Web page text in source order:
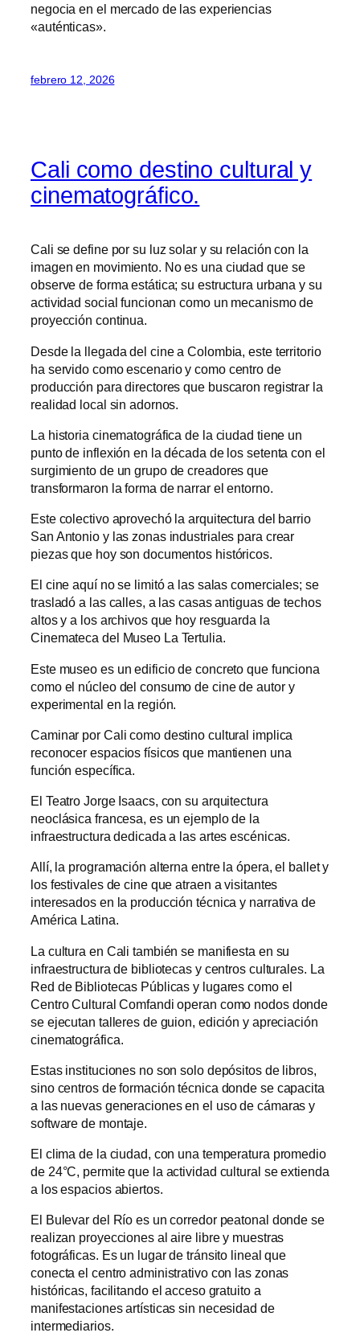
negocia en el mercado de las experiencias
«auténticas».
febrero 12, 2026
Cali como destino cultural y
cinematográfico.
Cali se define por su luz solar y su relación con la
imagen en movimiento. No es una ciudad que se
observe de forma estática; su estructura urbana y su
actividad social funcionan como un mecanismo de
proyección continua.
Desde la llegada del cine a Colombia, este territorio
ha servido como escenario y como centro de
producción para directores que buscaron registrar la
realidad local sin adornos.
La historia cinematográfica de la ciudad tiene un
punto de inflexión en la década de los setenta con el
surgimiento de un grupo de creadores que
transformaron la forma de narrar el entorno.
Este colectivo aprovechó la arquitectura del barrio
San Antonio y las zonas industriales para crear
piezas que hoy son documentos históricos.
El cine aquí no se limitó a las salas comerciales; se
trasladó a las calles, a las casas antiguas de techos
altos y a los archivos que hoy resguarda la
Cinemateca del Museo La Tertulia.
Este museo es un edificio de concreto que funciona
como el núcleo del consumo de cine de autor y
experimental en la región.
Caminar por Cali como destino cultural implica
reconocer espacios físicos que mantienen una
función específica.
El Teatro Jorge Isaacs, con su arquitectura
neoclásica francesa, es un ejemplo de la
infraestructura dedicada a las artes escénicas.
Allí, la programación alterna entre la ópera, el ballet y
los festivales de cine que atraen a visitantes
interesados en la producción técnica y narrativa de
América Latina.
La cultura en Cali también se manifiesta en su
infraestructura de bibliotecas y centros culturales. La
Red de Bibliotecas Públicas y lugares como el
Centro Cultural Comfandi operan como nodos donde
se ejecutan talleres de guion, edición y apreciación
cinematográfica.
Estas instituciones no son solo depósitos de libros,
sino centros de formación técnica donde se capacita
a las nuevas generaciones en el uso de cámaras y
software de montaje.
El clima de la ciudad, con una temperatura promedio
de 24°C, permite que la actividad cultural se extienda
a los espacios abiertos.
El Bulevar del Río es un corredor peatonal donde se
realizan proyecciones al aire libre y muestras
fotográficas. Es un lugar de tránsito lineal que
conecta el centro administrativo con las zonas
históricas, facilitando el acceso gratuito a
manifestaciones artísticas sin necesidad de
intermediarios.